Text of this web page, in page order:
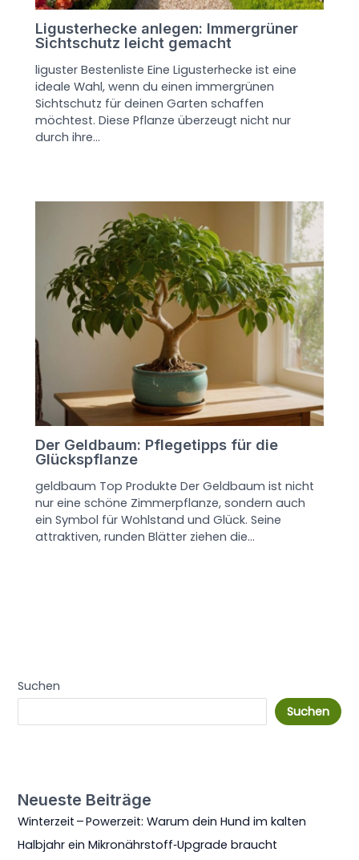
Ligusterhecke anlegen: Immergrüner
Sichtschutz leicht gemacht
liguster Bestenliste Eine Ligusterhecke ist eine
ideale Wahl, wenn du einen immergrünen
Sichtschutz für deinen Garten schaffen
möchtest. Diese Pflanze überzeugt nicht nur
durch ihre…
Der Geldbaum: Pflegetipps für die
Glückspflanze
geldbaum Top Produkte Der Geldbaum ist nicht
nur eine schöne Zimmerpflanze, sondern auch
ein Symbol für Wohlstand und Glück. Seine
attraktiven, runden Blätter ziehen die…
Suchen
Suchen
Neueste Beiträge
Winterzeit – Powerzeit: Warum dein Hund im kalten
Halbjahr ein Mikronährstoff‑Upgrade braucht